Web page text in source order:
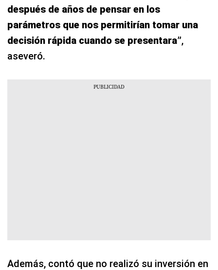
después de años de pensar en los
parámetros que nos permitirían tomar una
decisión rápida cuando se presentara”,
aseveró.
Además, contó que no realizó su inversión en